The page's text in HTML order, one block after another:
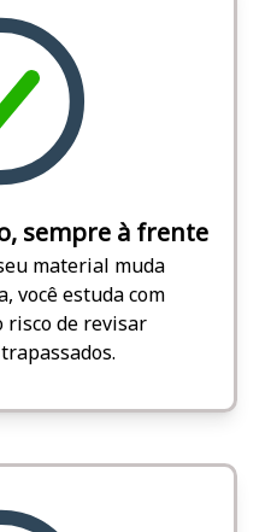
sempre à frente
material muda
você estuda com
risco de revisar